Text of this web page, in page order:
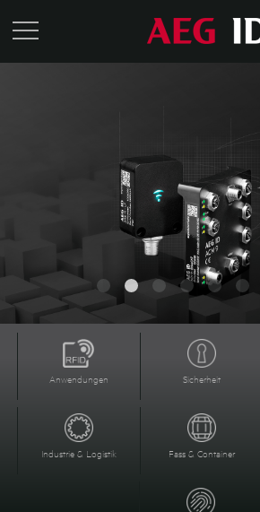
Video
ARE I9
RFID Lesegeräte für
Industrie & Logistik
Anwendungen Sicherheit
Industrie & Logistik Fass & Container